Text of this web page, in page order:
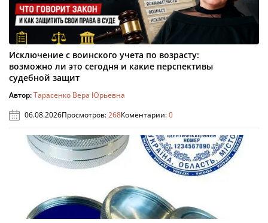
Исключение с воинского учета по возрасту:
возможно ли это сегодня и какие перспективы
судебной защит
Автор:Тарасенко Вера Юрьевна
06.08.2026Просмотров:268Коментарии:0